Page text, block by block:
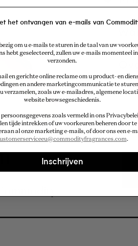
het ontvangen van e-mails van
om u e-mails te sturen in de taal van uw
hebt geselecteerd, zullen uw e-mails momenteel
verzonden.
en gerichte online reclame om u product- en
en andere marketingcommunicatie te sturen
verzamelen, zoals uw e-mailadres, algemene
website browsegeschiedenis.
zoals vermeld in ons
tijde intrekken of uw voorkeuren beheren door te
al onze marketing e-mails, of door ons een e-
.
Inschrijven